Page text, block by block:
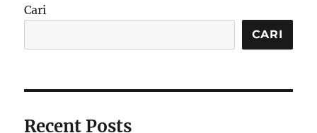
Cari
CARI
Recent Posts